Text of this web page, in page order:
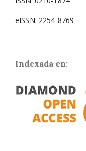
eISSN: 2254-8769
Indexada en: